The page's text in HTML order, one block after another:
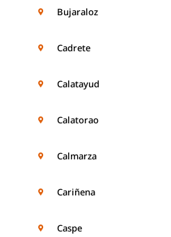
Bujaraloz
Cadrete
Calatayud
Calatorao
Calmarza
Cariñena
Caspe